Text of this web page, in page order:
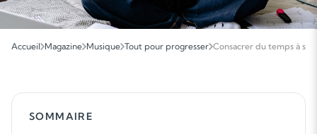
Accueil Magazine Musique Tout pour progresser Consacrer du temps à
SOMMAIRE